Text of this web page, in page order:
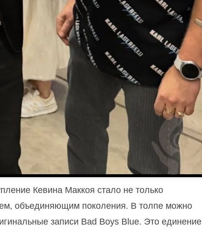
Кевина Маккоя стало не только
объединяющим поколения. В толпе можно
записи Bad Boys Blue. Это единение